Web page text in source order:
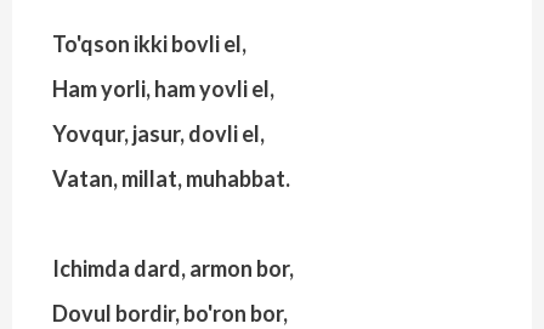
To'qson ikki bovli el,
Ham yorli, ham yovli el,
Yovqur, jasur, dovli el,
Vatan, millat, muhabbat.
Ichimda dard, armon bor,
Dovul bordir, bo'ron bor,